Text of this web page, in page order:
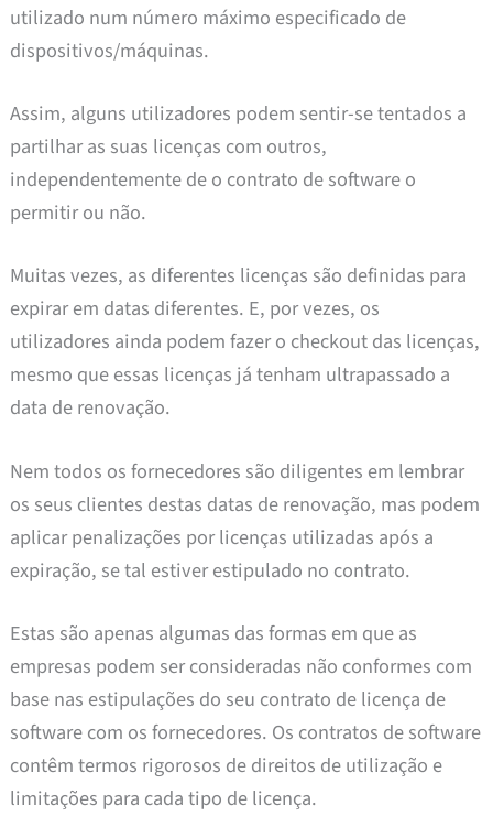
utilizado num número máximo especificado de
dispositivos/máquinas.
Assim, alguns utilizadores podem sentir-se tentados a
partilhar as suas licenças com outros,
independentemente de o contrato de software o
permitir ou não.
Muitas vezes, as diferentes licenças são definidas para
expirar em datas diferentes. E, por vezes, os
utilizadores ainda podem fazer o checkout das licenças,
mesmo que essas licenças já tenham ultrapassado a
data de renovação.
Nem todos os fornecedores são diligentes em lembrar
os seus clientes destas datas de renovação, mas podem
aplicar penalizações por licenças utilizadas após a
expiração, se tal estiver estipulado no contrato.
Estas são apenas algumas das formas em que as
empresas podem ser consideradas não conformes com
base nas estipulações do seu contrato de licença de
software com os fornecedores. Os contratos de software
contêm termos rigorosos de direitos de utilização e
limitações para cada tipo de licença.